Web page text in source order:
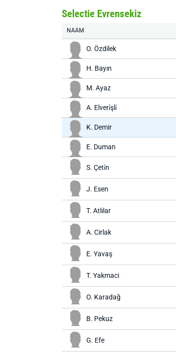
Selectie Evrensekiz
NAAM
O. Özdilek
H. Bayın
M. Ayaz
A. Elveri̇şli̇
K. Demir
E. Duman
S. Çeti̇n
J. Esen
T. Atlılar
A. Cirlak
E. Yavaş
T. Yakmaci
O. Karadağ
B. Pekuz
G. Efe